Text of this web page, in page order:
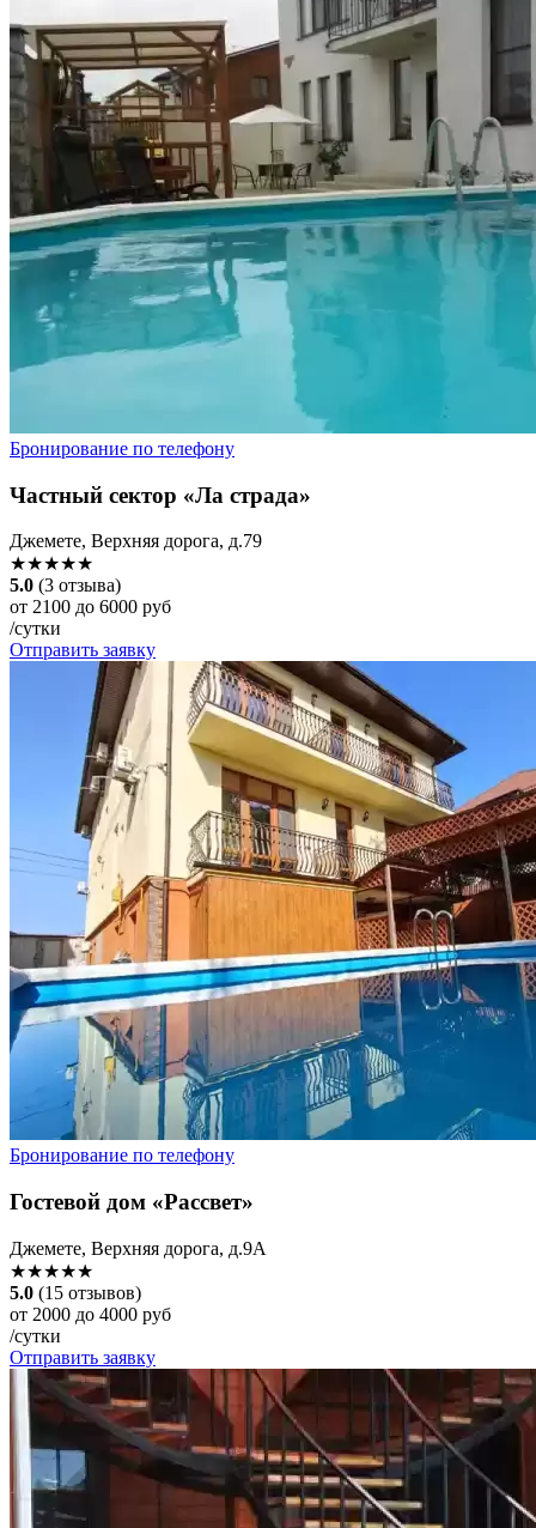
Бронирование по телефону
Частный сектор «Ла страда»
Джемете, Верхняя дорога, д.79
★★★★★
5.0 (3 отзыва)
от 2100 до 6000 руб
/сутки
Отправить заявку
Бронирование по телефону
Гостевой дом «Рассвет»
Джемете, Верхняя дорога, д.9А
★★★★★
5.0 (15 отзывов)
от 2000 до 4000 руб
/сутки
Отправить заявку